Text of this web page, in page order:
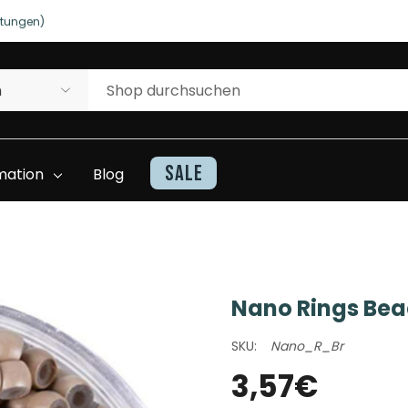
Kontakt
Beratung Und
Unterstützung
Haarteile Inventarliste
Superhairwissen
Video
Blog Sale
Nano Rings
SKU: Nano_R_Br
3,57€